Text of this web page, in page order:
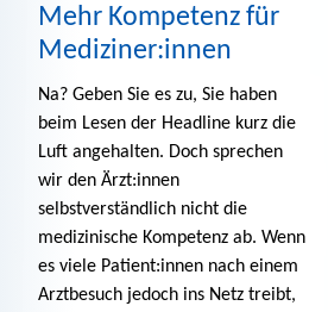
Mehr Kompetenz für
Mediziner:innen
Na? Geben Sie es zu, Sie haben
beim Lesen der Headline kurz die
Luft angehalten. Doch sprechen
wir den Ärzt:innen
selbstverständlich nicht die
medizinische Kompetenz ab. Wenn
es viele Patient:innen nach einem
Arztbesuch jedoch ins Netz treibt,